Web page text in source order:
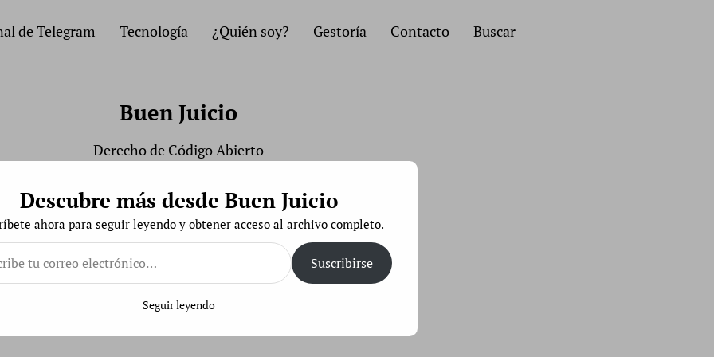
de Telegram Tecnología ¿Quién soy? Gestoría Contacto Buscar
Buen Juicio
Derecho de Código Abierto
Descubre más desde Buen Juicio
ahora para seguir leyendo y obtener acceso al archivo completo.
Suscribirse
Seguir leyendo